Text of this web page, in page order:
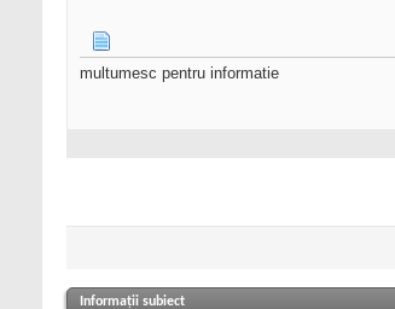
multumesc pentru informatie
Informații subiect